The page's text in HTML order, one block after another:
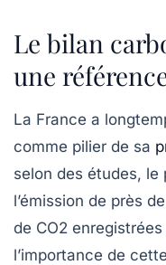
Le bilan
une
La France a
comme pilier de sa
selon des études,
l’émission de près de
de CO2
l’importance de